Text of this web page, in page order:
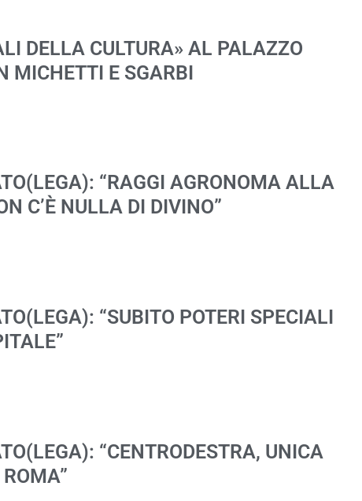
DELLA CULTURA» AL PALAZZO
MICHETTI E SGARBI
“RAGGI AGRONOMA ALLA
C’È NULLA DI DIVINO”
“SUBITO POTERI SPECIALI
“CENTRODESTRA, UNICA